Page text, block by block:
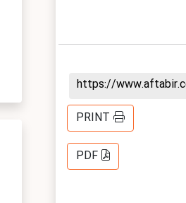
https://
PRINT
PDF